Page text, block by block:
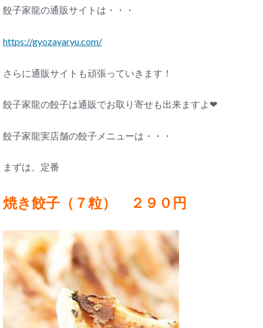
餃子家龍の通販サイトは・・・
https://gyozayaryu.com/
さらに通販サイトも頑張っていきます！
餃子家龍の餃子は通販でお取り寄せも出来ますよ❤
餃子家龍実店舗の餃子メニューは・・・
まずは、定番
焼き餃子（７粒） ２９０円